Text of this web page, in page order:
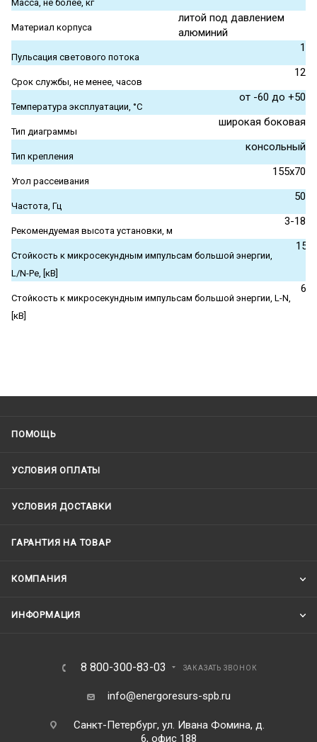
Масса, не более, кг
Материал корпуса
литой под давлением
алюминий
Пульсация светового потока
1
Срок службы, не менее, часов
12
Температура эксплуатации, °С
от -60 до +50
Тип диаграммы
широкая боковая
Тип крепления
консольный
Угол рассеивания
155x70
Частота, Гц
50
Рекомендуемая высота установки, м
3-18
Стойкость к микросекундным импульсам большой энергии,
L/N-Pe, [кВ]
15
Стойкость к микросекундным импульсам большой энергии, L-N,
[кВ]
6
ПОМОЩЬ
УСЛОВИЯ ОПЛАТЫ
УСЛОВИЯ ДОСТАВКИ
ГАРАНТИЯ НА ТОВАР
КОМПАНИЯ
ИНФОРМАЦИЯ
8 800-300-83-03 ЗАКАЗАТЬ ЗВОНОК
info@energoresurs-spb.ru
Санкт-Петербург, ул. Ивана Фомина, д.
6, офис 188